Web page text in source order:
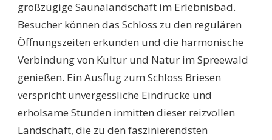
großzügige Saunalandschaft im Erlebnisbad.
Besucher können das Schloss zu den regulären
Öffnungszeiten erkunden und die harmonische
Verbindung von Kultur und Natur im Spreewald
genießen. Ein Ausflug zum Schloss Briesen
verspricht unvergessliche Eindrücke und
erholsame Stunden inmitten dieser reizvollen
Landschaft, die zu den faszinierendsten